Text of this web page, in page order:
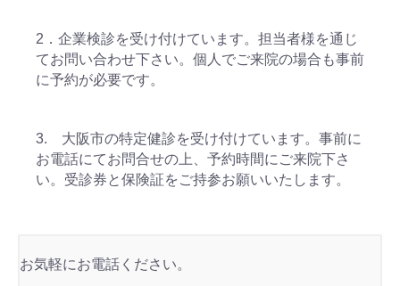
2．企業検診を受け付けています。担当者様を通じ
てお問い合わせ下さい。個人でご来院の場合も事前
に予約が必要です。
3. 大阪市の特定健診を受け付けています。事前に
お電話にてお問合せの上、予約時間にご来院下さ
い。受診券と保険証をご持参お願いいたします。
お気軽にお電話ください。